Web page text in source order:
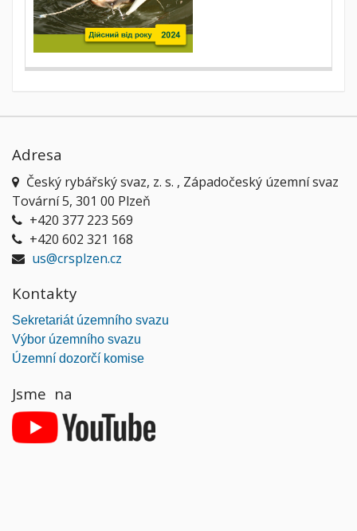
Adresa
Český rybářský svaz, z. s. , Západočeský územní svaz
Tovární 5, 301 00 Plzeň
+420 377 223 569
+420 602 321 168
us@crsplzen.cz
Kontakty
Sekretariát územního svazu
Výbor územního svazu
Územní dozorčí komise
Jsme na